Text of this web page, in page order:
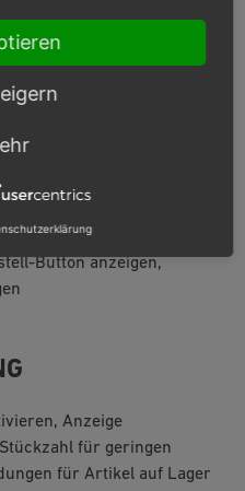
Button anzeigen,
Anzeige
für geringen
für Artikel auf Lager